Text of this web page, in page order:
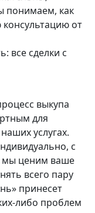
понимаем, как
от
все сделки с
выкупа
для
услугах.
с
мы ценим ваше
всего пару
принесет
либо проблем